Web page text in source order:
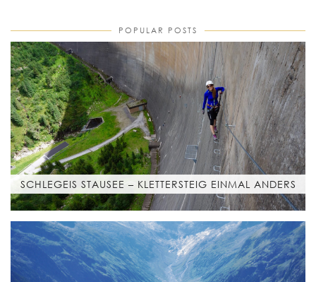
POPULAR POSTS
SCHLEGEIS STAUSEE – KLETTERSTEIG EINMAL ANDERS